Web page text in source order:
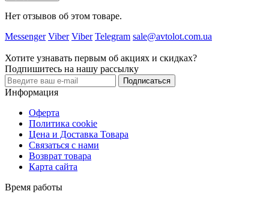
Нет отзывов об этом товаре.
Messenger Viber Viber Telegram sale@avtolot.com.ua
Хотите узнавать первым об акциях и скидках?
Подпишитесь на нашу рассылку
Подписаться
Информация
Оферта
Политика cookie
Цена и Доставка Товара
Связаться с нами
Возврат товара
Карта сайта
Время работы